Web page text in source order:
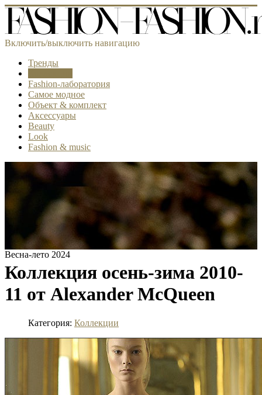
Включить/выключить навигацию
Тренды
Fashion-лаборатория
Самое модное
Объект & комплект
Аксессуары
Beauty
Look
Fashion & music
Весна-лето 2024
Коллекция осень-зима 2010-
11 от Alexander McQueen
Категория: Коллекции